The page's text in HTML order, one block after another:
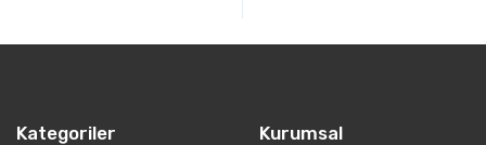
Kategoriler Kurumsal